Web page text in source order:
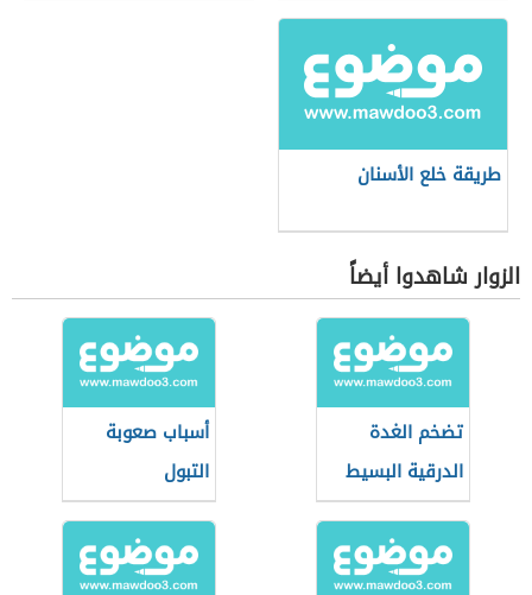
طريقة خلع الأسنان
الزوار شاهدوا أيضاً
تضخم الغدة
الدرقية البسيط
أسباب صعوبة
التبول